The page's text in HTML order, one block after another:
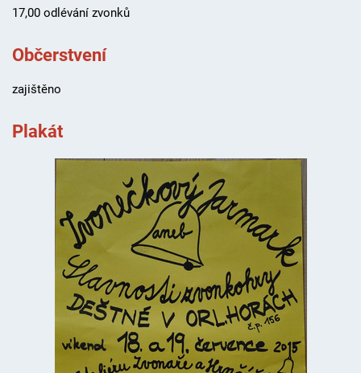
17,00 odlévání zvonků
Občerstvení
zajištěno
Plakát